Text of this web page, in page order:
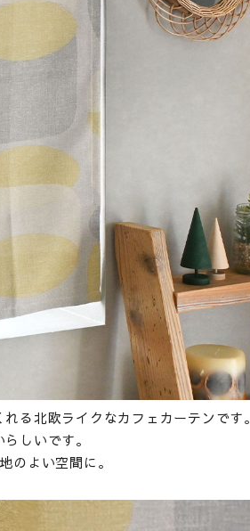
る北欧ライクなカフェカーテンです。
しいです。
のよい空間に。